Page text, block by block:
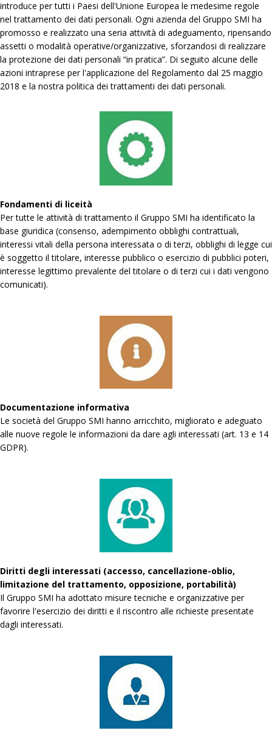
introduce per tutti i Paesi dell'Unione Europea le medesime regole
nel trattamento dei dati personali. Ogni azienda del Gruppo SMI ha
promosso e realizzato una seria attività di adeguamento, ripensando
assetti o modalità operative/organizzative, sforzandosi di realizzare
la protezione dei dati personali “in pratica”. Di seguito alcune delle
azioni intraprese per l'applicazione del Regolamento dal 25 maggio
2018 e la nostra politica dei trattamenti dei dati personali.
Fondamenti di liceità
Per tutte le attività di trattamento il Gruppo SMI ha identificato la
base giuridica (consenso, adempimento obblighi contrattuali,
interessi vitali della persona interessata o di terzi, obblighi di legge cui
è soggetto il titolare, interesse pubblico o esercizio di pubblici poteri,
interesse legittimo prevalente del titolare o di terzi cui i dati vengono
comunicati).
Documentazione informativa
Le società del Gruppo SMI hanno arricchito, migliorato e adeguato
alle nuove regole le informazioni da dare agli interessati (art. 13 e 14
GDPR).
Diritti degli interessati (accesso, cancellazione-oblio,
limitazione del trattamento, opposizione, portabilità)
Il Gruppo SMI ha adottato misure tecniche e organizzative per
favorire l'esercizio dei diritti e il riscontro alle richieste presentate
dagli interessati.